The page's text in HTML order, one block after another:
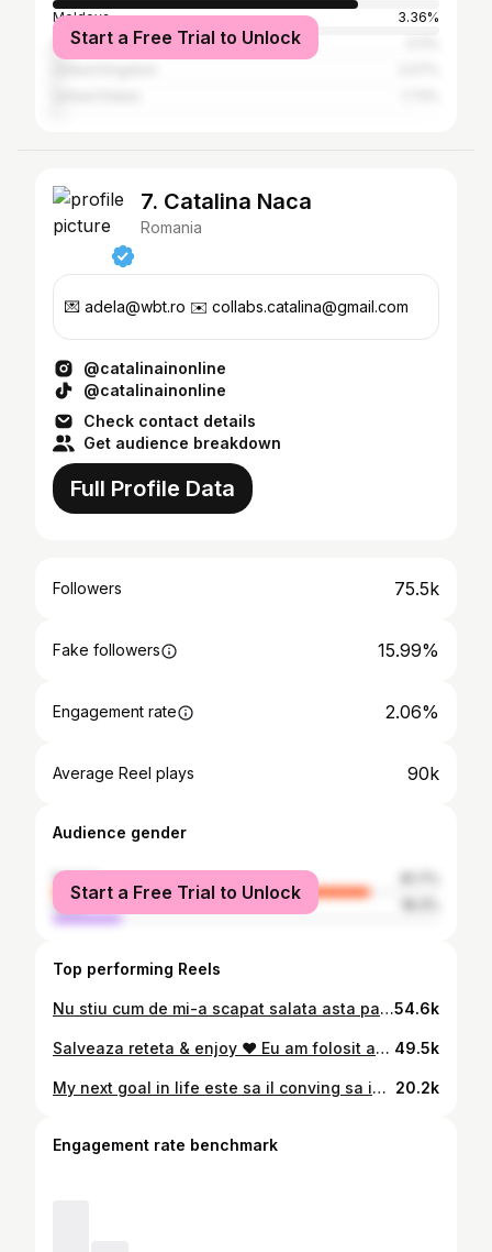
Moldova
3.36%
ItalyStart a Free Trial to Unlock
7. Catalina Naca
Romania
💌 adela@wbt.ro ✉️ collabs.catalina@gmail.com
@catalinainonline
@catalinainonline
Check contact details
Get audience breakdown
Full Profile Data
Followers 75.5k
Fake followers 15.99%
Engagement rate 2.06%
Average Reel plays 90k
Audience gender
female
male
Start a Free Trial to Unlock
Top performing Reels
Nu stiu cum de mi-a scapat salata asta pana acum, dar e absolut geniala 👌 #salatadecastraveti #reteta54.6k
Salveaza reteta & enjoy ❤️ Eu am folosit asa: • 1,5 kg de varza chinezeasca • 1 morcov mare taiat fasii • cateva ridichii albe mici taiate rondele • 20-25 cepe verzi Varza chinezeasca am taiat-o in bucati de aprox 3 cm si am pus-o intr-un bol incapator impreuna cu 2 maini de sare mare si 2-3 pahare cu apa. Am “framantat-o” bine si am lasat-o o ora sa se odihneasca si sa isi piarda din volum. Separat am taiat restul legumelor si am facut pasta de ardei iute pt care am folosit: • 150g korean chili flakes (gochugaru) • 3-4 linguri sos de peste • 100-120ml sos de pere • 3 linguri de zahar • 10 catei de usturoi maruntiti • 300ml apa fierbinte Am amestecat pasta peste care am pus legumele tocate si am turnat totul peste varza chinezeasca pe care am spalat-o in 3-4 ape ca sa curat excesul de sare de pe ea. Am amestecat bine si am pus totul intr-un castron din sticla asigurandu-ma ca am “inghesuit” varza cat mai bine astfel incat toata sa stea in lichid. Am lasat castronul cu capac la temperatura camerei pt 24 de ore, apoi le-am transferat in frigider. Dupa 3-4 zile la frigider mie mi s-a parut ca a ajuns la nivelul optim de acreala si a fost gata pt consum. #mancare #kimchi 49.5k
My next goal in life este sa il conving sa imi faca burger si poutine de 3 ori pe saptamana, dar nu stiu cum 🤔😅 #burger #mancare #foodvlog 20.2k
Engagement rate benchmark